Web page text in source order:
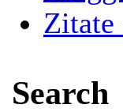
Zitate
Search